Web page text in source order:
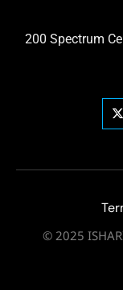
200 Spectrum
© 2025